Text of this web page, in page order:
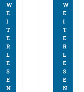
W
E
I
T
E
R
L
E
S
E
N
W
E
I
T
E
R
L
E
S
E
N